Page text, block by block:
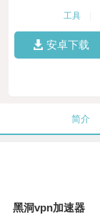
工具
安卓下载
简介
黑洞vpn加速器